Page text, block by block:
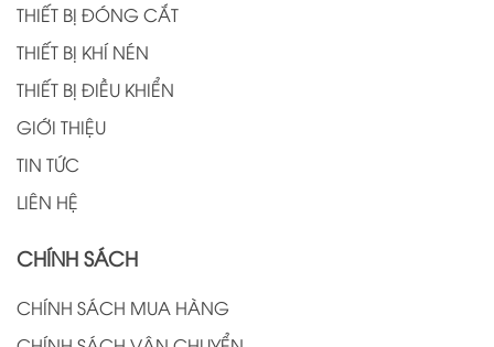
THIẾT BỊ ĐÓNG CẮT
THIẾT BỊ KHÍ NÉN
THIẾT BỊ ĐIỀU KHIỂN
GIỚI THIỆU
TIN TỨC
LIÊN HỆ
CHÍNH SÁCH
CHÍNH SÁCH MUA HÀNG